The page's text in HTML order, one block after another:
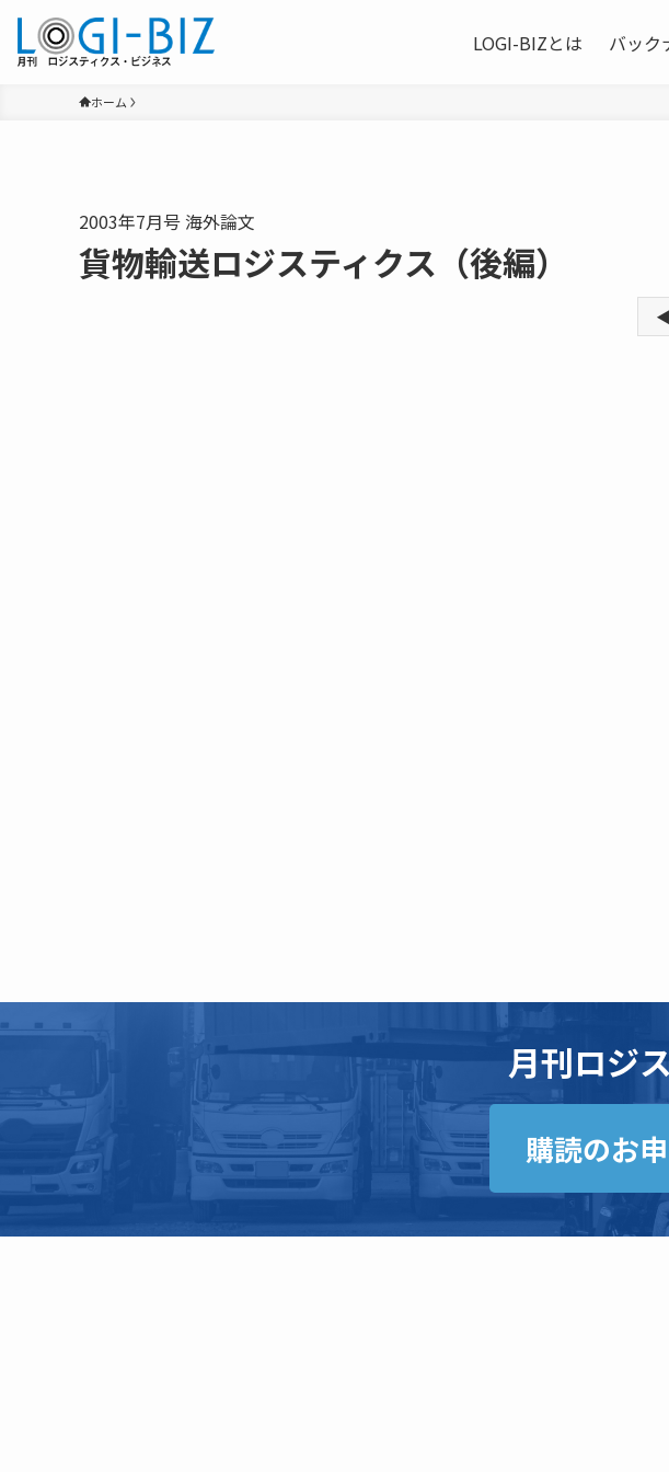
LOGI-BIZとは バック
ホーム
2003年7月号 海外論文
貨物輸送ロジスティクス（後編）
月刊ロジ
購読のお